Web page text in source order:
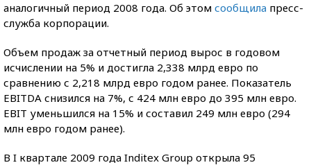
аналогичный период 2008 года. Об этом сообщила пресс-
служба корпорации.
Объем продаж за отчетный период вырос в годовом
исчислении на 5% и достигла 2,338 млрд евро по
сравнению с 2,218 млрд евро годом ранее. Показатель
EBITDA снизился на 7%, с 424 млн евро до 395 млн евро.
EВIT уменьшился на 15% и составил 249 млн евро (294
млн евро годом ранее).
В I квартале 2009 года Inditex Group открыла 95